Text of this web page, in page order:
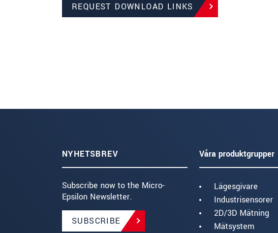
REQUEST DOWNLOAD LINKS
NYHETSBREV
Subscribe now to the Micro-
Epsilon Newsletter.
SUBSCRIBE
Våra produktgrupper
Lägesgivare
Industrisensorer
2D/3D Mätning
Mätsystem